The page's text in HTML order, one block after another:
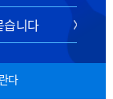
습니다
다